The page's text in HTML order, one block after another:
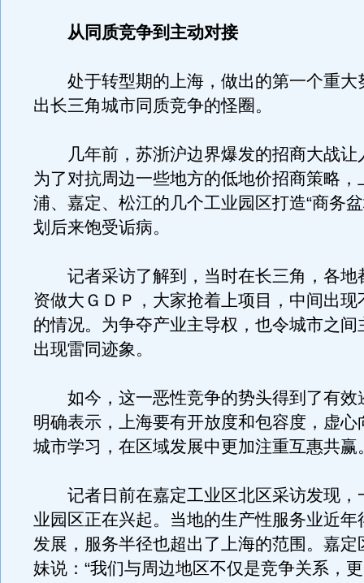
从同质竞争到主动对接
处于转型期的上海，做出的第一个重大
出长三角城市同质竞争的怪圈。
几年前，苏浙沪边界爆发的招商大战让
为了对抗周边一些地方的低地价招商策略，
浦、嘉定、松江的几个工业园区打造“商务
划后来饱受诟病。
记者采访了解到，当时在长三角，各地
资做大ＧＤＰ，大家抢着上项目，中间出现
的情况。为争夺产业主导权，也令城市之间
出现雷同迹象。
如今，这一恶性竞争的势头得到了有效
明确表示，上海要有开放度和包容度，虚心
城市学习，在区域发展中更加注重互惠共赢
记者日前在嘉定工业区北区采访发现，
业园区正在兴起。当地的生产性服务业近年
发展，服务半径也超出了上海的范围。嘉定
妹说：“我们与周边地区不仅是竞争关系，